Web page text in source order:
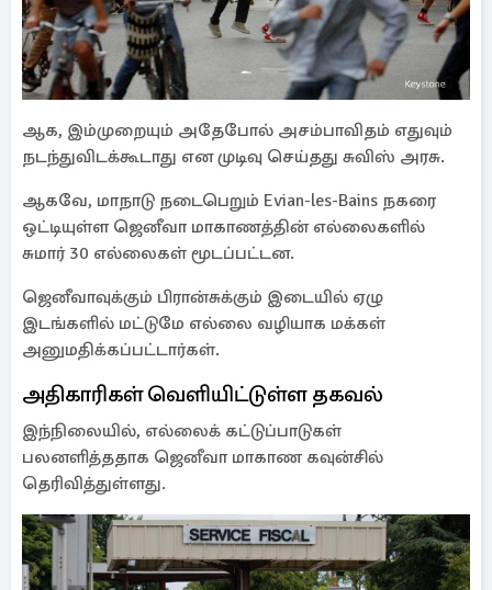
ஆக, இம்முறையும் அதேபோல் அசம்பாவிதம் எதுவும்
நடந்துவிடக்கூடாது என முடிவு செய்தது சுவிஸ் அரசு.
ஆகவே, மாநாடு நடைபெறும் Evian-les-Bains நகரை
ஒட்டியுள்ள ஜெனீவா மாகாணத்தின் எல்லைகளில்
சுமார் 30 எல்லைகள் மூடப்பட்டன.
ஜெனீவாவுக்கும் பிரான்சுக்கும் இடையில் ஏழு
இடங்களில் மட்டுமே எல்லை வழியாக மக்கள்
அனுமதிக்கப்பட்டார்கள்.
அதிகாரிகள் வெளியிட்டுள்ள தகவல்
இந்நிலையில், எல்லைக் கட்டுப்பாடுகள்
பலனளித்ததாக ஜெனீவா மாகாண கவுன்சில்
தெரிவித்துள்ளது.